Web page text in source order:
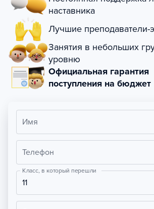
наставника
Лучшие преподаватели-
Занятия в небольших
уровню
Официальная гарантия
поступления на бюджет
Имя
Телефон
Класс, в который перешли
11